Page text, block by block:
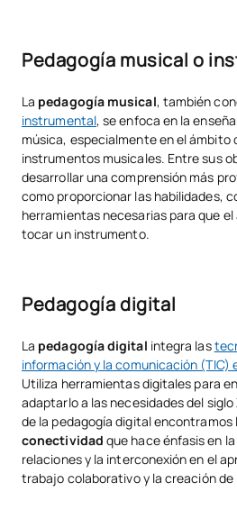
Pedagogía musical o
La pedagogía musical, también
instrumental, se enfoca en la
música, especialmente en el ámbito
instrumentos musicales. Entre sus
desarrollar una comprensión más
como proporcionar las habilidades,
herramientas necesarias para que
tocar un instrumento.
Pedagogía digital
La pedagogía digital integra las
información y la comunicación (TIC)
Utiliza herramientas digitales para
adaptarlo a las necesidades del siglo
de la pedagogía digital encontramos
conectividad que hace énfasis en
relaciones y la interconexión en el
trabajo colaborativo y la creación de